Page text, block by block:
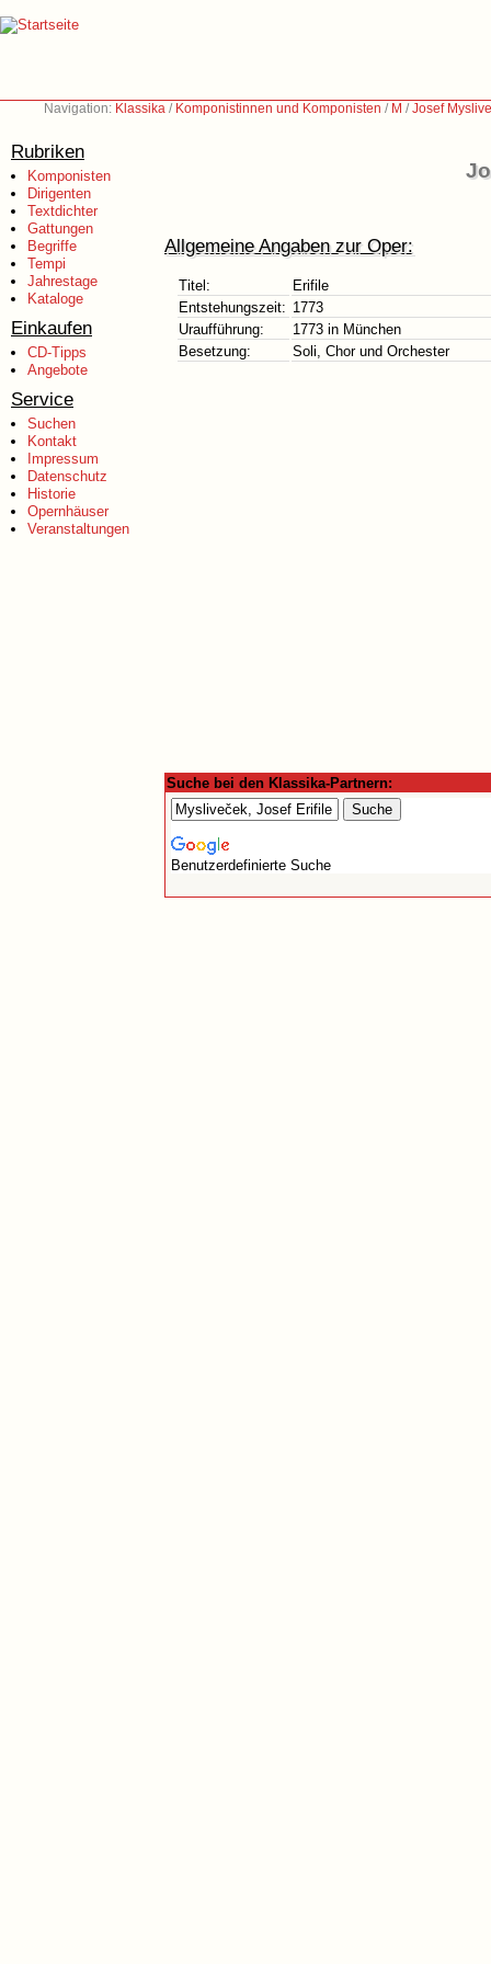
Navigation: Klassika / Komponistinnen und Komponisten / M /Josef
Rubriken
Komponisten
Dirigenten
Textdichter
Gattungen
Begriffe
Tempi
Jahrestage
Kataloge
Einkaufen
CD-Tipps
Angebote
Service
Suchen
Kontakt
Impressum
Datenschutz
Historie
Opernhäuser
Veranstaltungen
Allgemeine Angaben zur Oper:
Titel:
Erifile
Entstehungszeit: 1773
Uraufführung:
1773 in München
Besetzung:
Soli, Chor und Orchester
Suche bei den Klassika-Partnern:
Benutzerdefinierte Suche